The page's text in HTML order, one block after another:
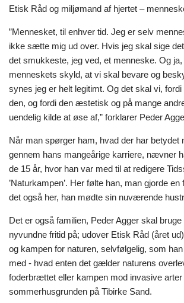
Etisk Råd og miljømand af hjertet –
”Mennesket, til enhver tid. Jeg er selv
ikke sætte mig ud over. Hvis jeg skal sige
det smukkeste, jeg ved, et menneske. Og ja,
menneskets skyld, at vi skal bevare og
synes jeg er helt legitimt. Og det skal vi,
den, og fordi den æstetisk og på mange
uendelig kilde at øse af,” forklarer Peder
Når man spørger ham, hvad der har betydet
gennem hans mangeårige karriere, nævner
de 15 år, hvor han var med til at redigere
’Naturkampen’. Her følte han, man gjorde
det også her, han mødte sin nuværende
Det er også familien, Peder Agger skal
nyvundne fritid på; udover Etisk Råd (året
og kampen for naturen, selvfølgelig, som
med - hvad enten det gælder naturens
foderbrættet eller kampen mod invasive arter
sommerhusgrunden på Tibirke Sand.